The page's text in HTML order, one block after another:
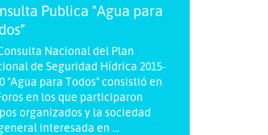
Publica "Agua para
Nacional del Plan
de Seguridad Hídrica 2015-
"Agua para Todos" consistió en
en los que participaron
organizados y la sociedad
interesada en ...